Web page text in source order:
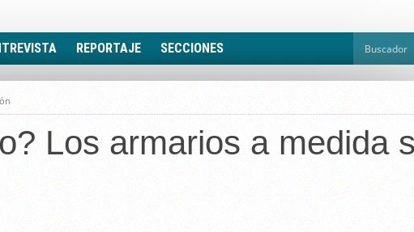
REPORTAJE SECCIONES
FOTONOTICIA
LOOK TOTAL
RINCÓN PSICOLÓGICO
Los armarios a medida